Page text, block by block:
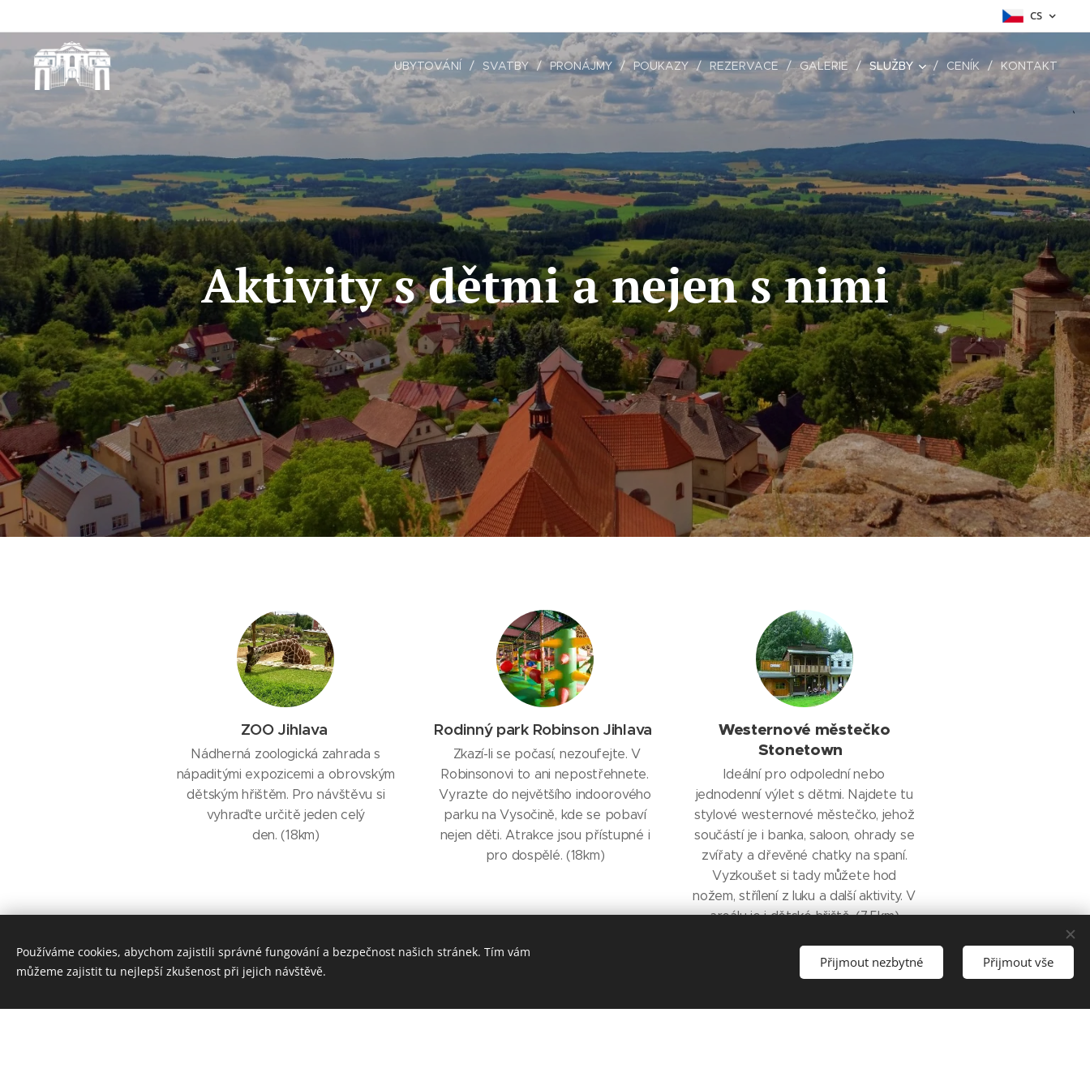
CS
UBYTOVÁNÍ SVATBY PRONÁJMY POUKAZY REZERVACE GALERIE SLUŽBY CENÍK KONTAKT
Aktivity s dětmi a nejen s nimi
ZOO Jihlava
Nádherná zoologická zahrada s
nápaditými expozicemi a obrovským
dětským hřištěm. Pro návštěvu si
vyhraďte určitě jeden celý
den. (18km)
Rodinný park Robinson Jihlava
Zkazí-li se počasí, nezoufejte. V
Robinsonovi to ani nepostřehnete.
Vyrazte do největšího indoorového
parku na Vysočině, kde se pobaví
nejen děti. Atrakce jsou přístupné i
pro dospělé. (18km)
Westernové městečko
Stonetown
Ideální pro odpolední nebo
jednodenní výlet s dětmi. Najdete tu
stylové westernové městečko, jehož
součástí je i banka, saloon, ohrady se
zvířaty a dřevěné chatky na spaní.
Vyzkoušet si tady můžete hod
nožem, střílení z luku a další aktivity. V
areálu je i dětské hřiště. (7,5km)
Používáme cookies, abychom zajistili správné fungování a bezpečnost našich stránek. Tím vám
můžeme zajistit tu nejlepší zkušenost při jejich návštěvě.
Přijmout nezbytné Přijmout vše